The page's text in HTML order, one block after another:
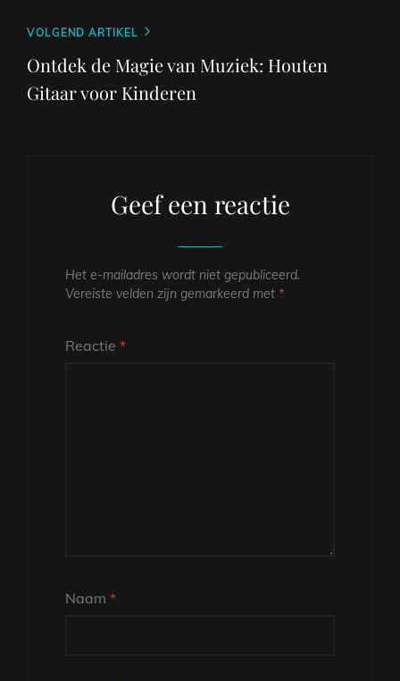
Volgend
bericht
VOLGEND ARTIKEL
Ontdek de Magie van Muziek: Houten
Gitaar voor Kinderen
Geef een reactie
Het e-mailadres wordt niet gepubliceerd.
Vereiste velden zijn gemarkeerd met *
Reactie *
Naam *